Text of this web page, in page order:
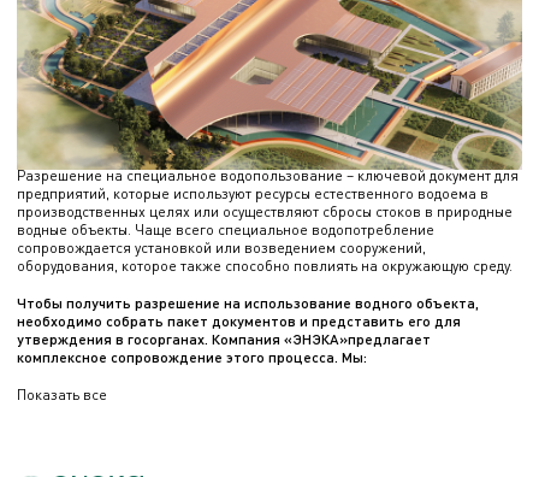
КАК ПОЛУЧИТЬ РАЗРЕШЕНИЕ НА
ВОДОПОЛЬЗОВАНИЕ, ДОСТУП К
РЕСУРСАМ ВОДНОГО ОБЪЕКТА?
Разрешение на специальное водопользование – ключевой документ для
предприятий, которые используют ресурсы естественного водоема в
производственных целях или осуществляют сбросы стоков в природные
водные объекты. Чаще всего специальное водопотребление
сопровождается установкой или возведением сооружений,
оборудования, которое также способно повлиять на окружающую среду.
Чтобы получить разрешение на использование водного объекта,
необходимо собрать пакет документов и представить его для
утверждения в госорганах. Компания «ЭНЭКА»предлагает
комплексное сопровождение этого процесса. Мы:
Показать все